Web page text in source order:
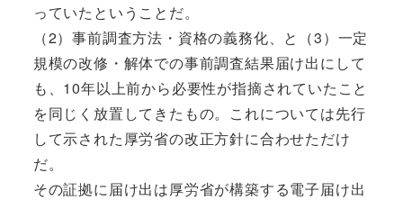
っていたということだ。
（2）事前調査方法・資格の義務化、と（3）一定
規模の改修・解体での事前調査結果届け出にして
も、10年以上前から必要性が指摘されていたこと
を同じく放置してきたもの。これについては先行
して示された厚労省の改正方針に合わせただけ
だ。
その証拠に届け出は厚労省が構築する電子届け出